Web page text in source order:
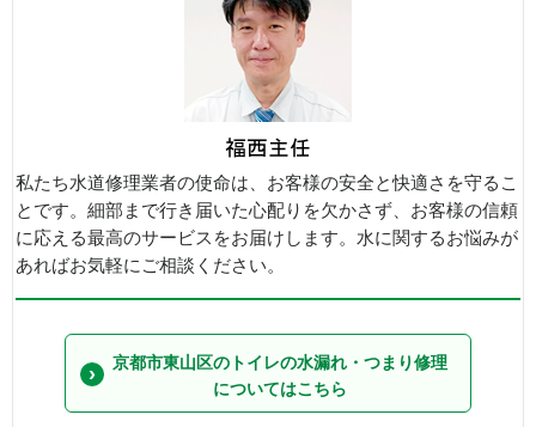
私たち水道修理業者の使命は、お客様の安全と快適さを守るこ
とです。細部まで行き届いた心配りを欠かさず、お客様の信頼
に応える最高のサービスをお届けします。水に関するお悩みが
あればお気軽にご相談ください。
京都市東山区のトイレの水漏れ・つまり修理
についてはこちら